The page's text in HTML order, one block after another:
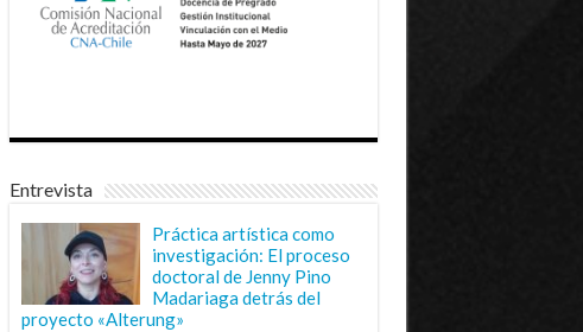
Entrevista
Práctica artística como
investigación: El proceso
doctoral de Jenny Pino
Madariaga detrás del
proyecto «Alterung»